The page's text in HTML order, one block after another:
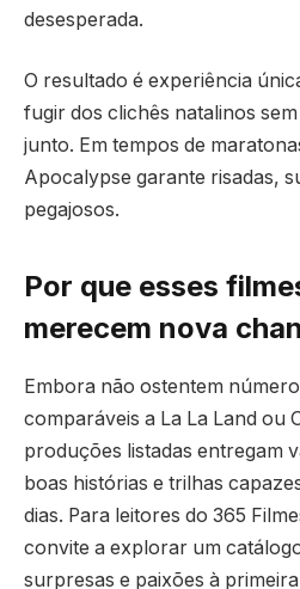
desesperada.
O resultado é experiência
fugir dos clichês natalinos
junto. Em tempos de
Apocalypse garante risadas,
pegajosos.
Por que esses
merecem nova
Embora não ostentem
comparáveis a La La Land ou
produções listadas entregam
boas histórias e trilhas
dias. Para leitores do 365
convite a explorar um
surpresas e paixões à